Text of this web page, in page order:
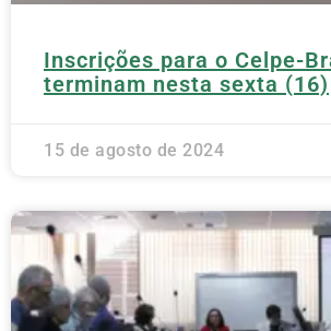
Inscrições para o Celpe-
terminam nesta sexta (16)
15 de agosto de 2024